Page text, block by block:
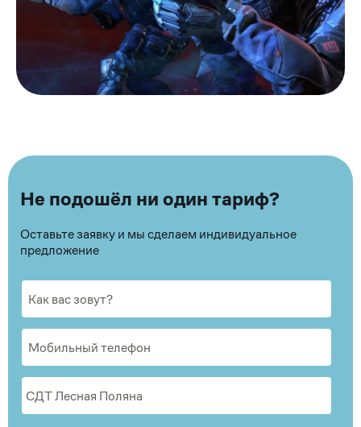
Не подошёл ни один тариф?
Оставьте заявку и мы сделаем индивидуальное
предложение